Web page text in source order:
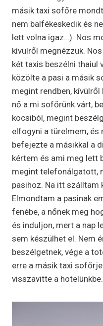
másik taxi sofőre
nem balfékeskedik és
lett volna igaz…). Nos
kívülről megnézzük.
két taxis beszélni thaiul
közölte a pasi a másik
megint rendben,
nő a mi sofőrünk várt,
kocsiból, megint
elfogyni a türelmem, és
befejezte a másikkal a
kértem és ami meg lett
megint telefonálgatott,
pasihoz. Na itt szálltam
Elmondtam a pasinak
fenébe, a nőnek meg
és induljon, mert a nap
sem készülhet el. Nem
beszélgetnek, vége a
erre a másik taxi
visszavitte a hotelünkbe.